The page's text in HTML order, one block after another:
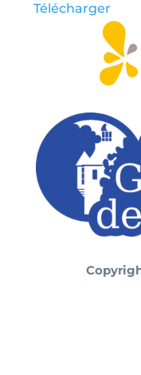
Télécharger